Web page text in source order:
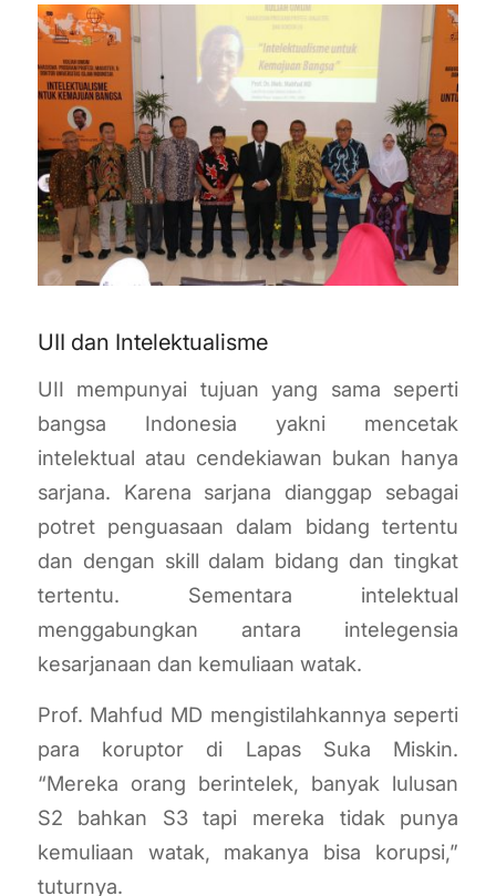
UII dan Intelektualisme
UII mempunyai tujuan yang sama seperti
bangsa Indonesia yakni mencetak
intelektual atau cendekiawan bukan hanya
sarjana. Karena sarjana dianggap sebagai
potret penguasaan dalam bidang tertentu
dan dengan skill dalam bidang dan tingkat
tertentu. Sementara intelektual
menggabungkan antara intelegensia
kesarjanaan dan kemuliaan watak.
Prof. Mahfud MD mengistilahkannya seperti
para koruptor di Lapas Suka Miskin.
“Mereka orang berintelek, banyak lulusan
S2 bahkan S3 tapi mereka tidak punya
kemuliaan watak, makanya bisa korupsi,”
tuturnya.